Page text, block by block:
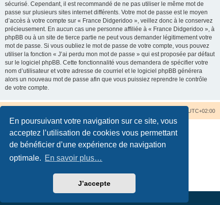
En poursuivant votre navigation sur ce site, vous
acceptez l’utilisation de cookies vous permettant
de bénéficier d’une expérience de navigation
optimale. En savoir plus…
J’accepte
sécurisé. Cependant, il est recommandé de ne pas utiliser le même mot de
passe sur plusieurs sites internet différents. Votre mot de passe est le moyen
d’accès à votre compte sur « France Didgeridoo », veillez donc à le conservez
précieusement. En aucun cas une personne affiliée à « France Didgeridoo », à
phpBB ou à un site de tierce partie ne peut vous demander légitimement votre
mot de passe. Si vous oubliez le mot de passe de votre compte, vous pouvez
utiliser la fonction « J’ai perdu mon mot de passe » qui est proposée par défaut
sur le logiciel phpBB. Cette fonctionnalité vous demandera de spécifier votre
nom d’utilisateur et votre adresse de courriel et le logiciel phpBB générera
alors un nouveau mot de passe afin que vous puissiez reprendre le contrôle
de votre compte.
UTC+02:00
Traduction française officielle©
Confidentialité